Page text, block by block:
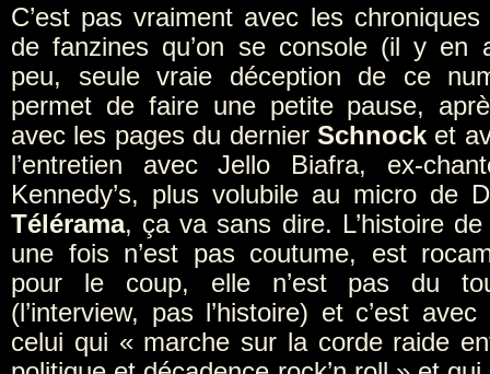
C’est pas vraiment avec les
de fanzines qu’on se console (il y en
peu, seule vraie déception de ce
permet de faire une petite pause,
avec les pages du dernier Schnock et
l’entretien avec Jello Biafra, ex-
Kennedy’s, plus volubile au micro de
Télérama, ça va sans dire. L’histoire
une fois n’est pas coutume, est
pour le coup, elle n’est pas du
(l’interview, pas l’histoire) et c’est
celui qui « marche sur la corde raide